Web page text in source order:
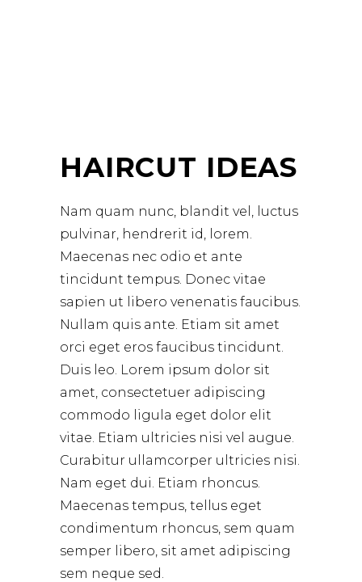
HAIRCUT IDEAS
Nam quam nunc, blandit vel, luctus
pulvinar, hendrerit id, lorem.
Maecenas nec odio et ante
tincidunt tempus. Donec vitae
sapien ut libero venenatis faucibus.
Nullam quis ante. Etiam sit amet
orci eget eros faucibus tincidunt.
Duis leo. Lorem ipsum dolor sit
amet, consectetuer adipiscing
commodo ligula eget dolor elit
vitae. Etiam ultricies nisi vel augue.
Curabitur ullamcorper ultricies nisi.
Nam eget dui. Etiam rhoncus.
Maecenas tempus, tellus eget
condimentum rhoncus, sem quam
semper libero, sit amet adipiscing
sem neque sed.